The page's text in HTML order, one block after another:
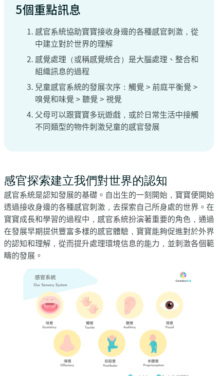
5個重點訊息
‍感官系統協助寶寶接收身邊的各種感官刺激，從
中建立對於世界的理解
感覺處理（或稱感覺統合）是大腦處理、整合和
組織訊息的過程
兒童感官系統的發展次序：觸覺 > 前庭平衡覺 >
嗅覺和味覺 > 聽覺 > 視覺
父母可以跟寶寶多玩遊戲，或於日常生活中接觸
不同類型的物件刺激兒童的感官發展
感官探索建立我們對世界的認知
感官系統是認知發展的基礎。自出生的一刻開始，寶寶便開始
透過接收身邊的各種感官刺激，去探索自己所身處的世界。在
寶寶成長和學習的過程中，感官系統扮演著重要的角色，通過
在發展早期提供豐富多樣的感官體驗，寶寶能夠促進對於外界
的認知和理解，從而提升處理環境信息的能力，並刺激各個範
疇的發展。